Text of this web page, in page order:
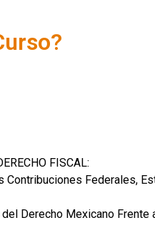
FISCAL:
Contribuciones Federales,
Derecho Mexicano Frente